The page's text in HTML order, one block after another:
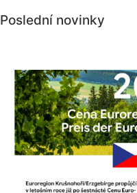
Poslední novinky